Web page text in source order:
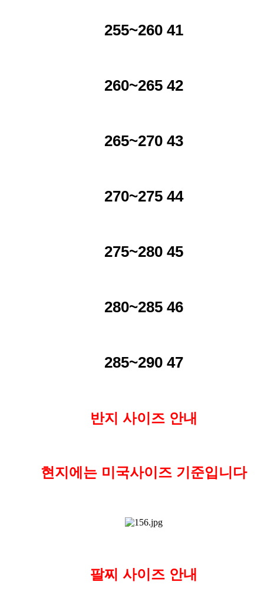
255~260 41
260~265 42
265~270 43
270~275 44
275~280 45
280~285 46
285~290 47
반지 사이즈 안내
현지에는 미국사이즈 기준입니다
팔찌 사이즈 안내